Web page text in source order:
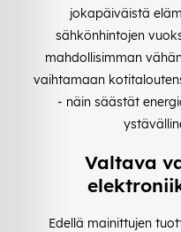
jokapäiväistä
sähkönhintojen
mahdollisimman
vaihtamaan
- näin säästät
Valtava
Edellä mainittujen